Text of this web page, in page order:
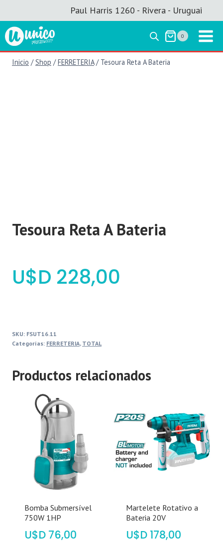
al
contenido
Paul Harris 1260 - Rivera - Uruguai
0
Inicio / Shop / FERRETERIA / Tesoura Reta A Bateria
Tesoura Reta A Bateria
$ 228,00
SKU: FSUT16.11
Categorías: FERRETERIA, TOTAL
Productos relacionados
Bomba Submersível
750W 1HP
$ 76,00
Martelete Rotativo a
Bateria 20V
$ 178,00